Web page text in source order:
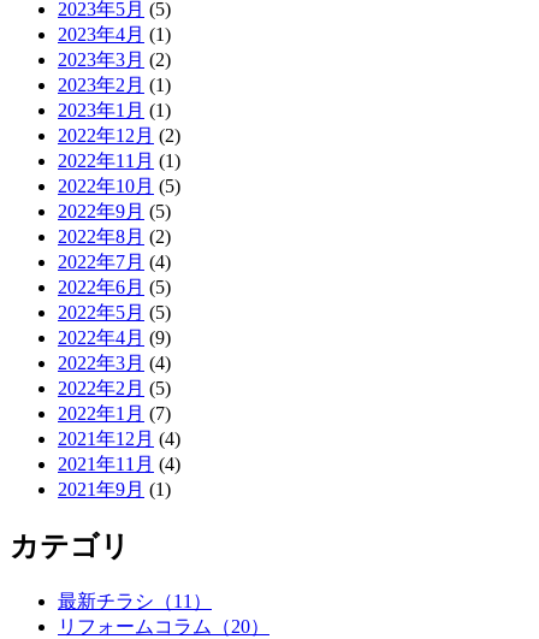
2023年5月 (5)
2023年4月 (1)
2023年3月 (2)
2023年2月 (1)
2023年1月 (1)
2022年12月 (2)
2022年11月 (1)
2022年10月 (5)
2022年9月 (5)
2022年8月 (2)
2022年7月 (4)
2022年6月 (5)
2022年5月 (5)
2022年4月 (9)
2022年3月 (4)
2022年2月 (5)
2022年1月 (7)
2021年12月 (4)
2021年11月 (4)
2021年9月 (1)
カテゴリ
最新チラシ（11）
リフォームコラム（20）